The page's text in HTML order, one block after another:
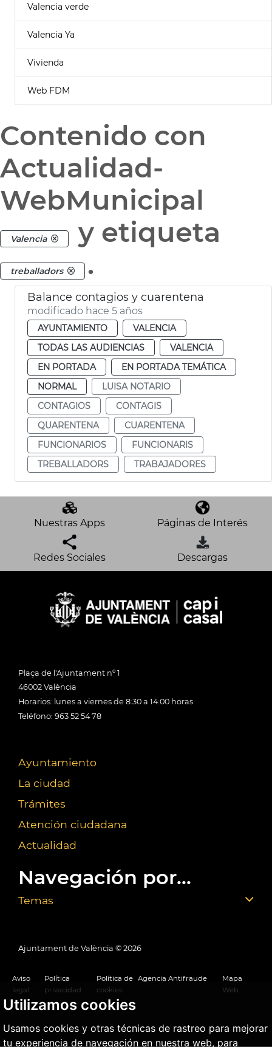
Utilizamos cookies
Usamos cookies y otras técnicas de rastreo para mejorar
tu experiencia de navegación en nuestra web, para
Valencia verde
Valencia Ya
Vivienda
Web FDM
Contenido con
Actualidad-
WebMunicipal
Valencia y etiqueta
treballadors .
Balance contagios y cuarentena
modificado hace 5 años
AYUNTAMIENTO
VALENCIA
TODAS LAS AUDIENCIAS
VALENCIA
EN PORTADA
EN PORTADA TEMÁTICA
NORMAL
LUISA NOTARIO
CONTAGIOS
CONTAGIS
QUARENTENA
CUARENTENA
FUNCIONARIOS
FUNCIONARIS
TREBALLADORS
TRABAJADORES
Nuestras Apps Páginas de Interés
Redes Sociales Descargas
Plaça de l'Ajuntament nº 1
46002 València
Horarios: lunes a viernes de 8:30 a 14:00 horas
Teléfono: 963 52 54 78
Ayuntamiento
La ciudad
Trámites
Atención ciudadana
Actualidad
Navegación por...
Temas
Ajuntament de València © 2026
Aviso
legal
Política
privacidad
Política de
cookies
Agencia Antifraude
Mapa
Web